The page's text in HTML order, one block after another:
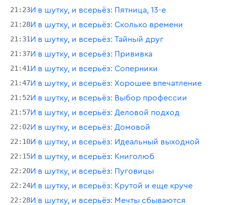
21:23И в шутку, и всерьёз: Пятница, 13-е
21:28И в шутку, и всерьёз: Сколько времени
21:31И в шутку, и всерьёз: Тайный друг
21:37И в шутку, и всерьёз: Прививка
21:41И в шутку, и всерьёз: Соперники
21:47И в шутку, и всерьёз: Хорошее впечатление
21:52И в шутку, и всерьёз: Выбор профессии
21:57И в шутку, и всерьёз: Деловой подход
22:02И в шутку, и всерьёз: Домовой
22:10И в шутку, и всерьёз: Идеальный выходной
22:15И в шутку, и всерьёз: Книголюб
22:20И в шутку, и всерьёз: Пуговицы
22:24И в шутку, и всерьёз: Крутой и еще круче
22:28И в шутку, и всерьёз: Мечты сбываются